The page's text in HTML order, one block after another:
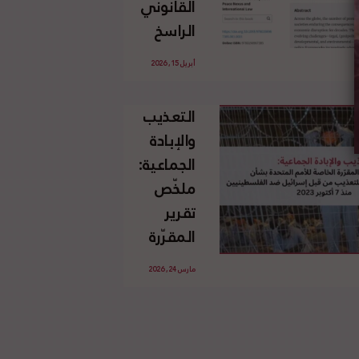
الإسرائيلي
غير
القانوني
الفلسطينية
القانوني
الراسخ
للاجئين
وحقهم
في العودة
بموجب
القانون
الدولي
أبريل 15, 2026
التعذيب
والإبادة
الجماعية:
ملخّص
تقرير
المقرّرة
الخاصة
مارس 24, 2026